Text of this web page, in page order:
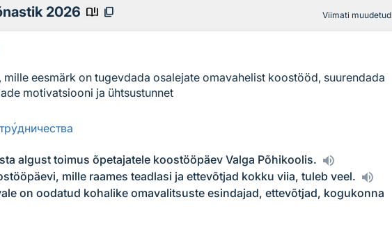
2026 book_ribbon content_copy Viimati muudetud
mille eesmärk on tugevdada osalejate omavahelist koostööd, suurendada
motivatsiooni ja ühtsustunnet
удничества
algust toimus õpetajatele koostööpäev Valga Põhikoolis.
mille raames teadlasi ja ettevõtjad kokku viia, tuleb veel.
on oodatud kohalike omavalitsuste esindajad, ettevõtjad, kogukonna